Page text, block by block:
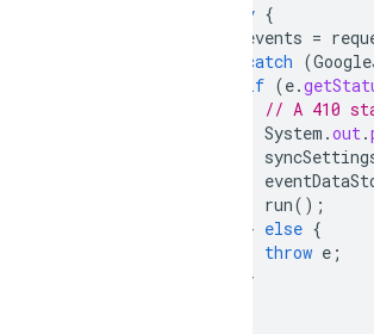
try {
events =
catch (
if (e.
// A 410
System .out.
run();
} else {
throw e ;
}